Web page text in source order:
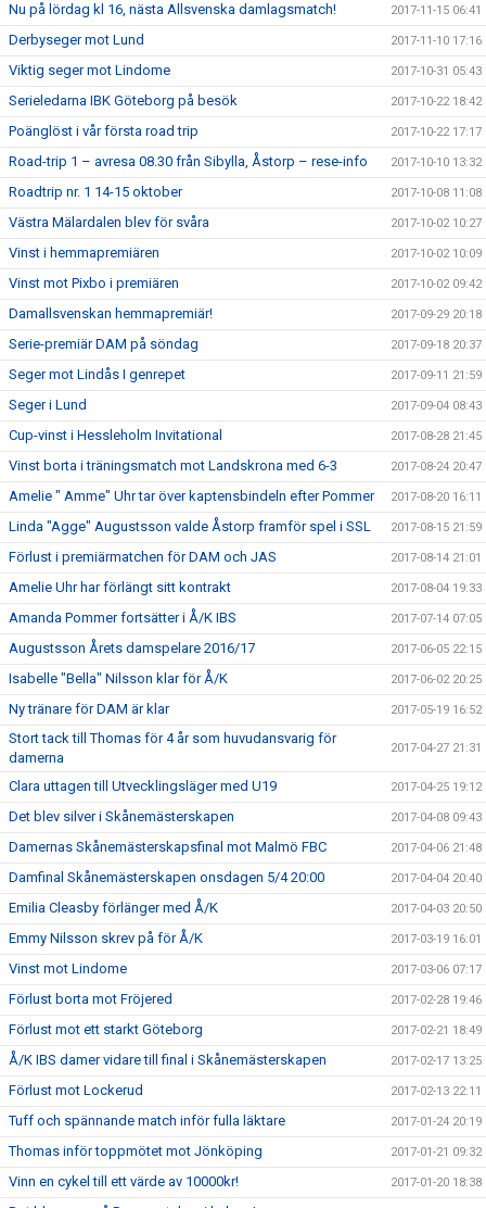
Nu på lördag kl 16, nästa Allsvenska damlagsmatch! 2017-11-15 06:41
Derbyseger mot Lund 2017-11-10 17:16
Viktig seger mot Lindome 2017-10-31 05:43
Serieledarna IBK Göteborg på besök 2017-10-22 18:42
Poänglöst i vår första road trip 2017-10-22 17:17
Road-trip 1 – avresa 08.30 från Sibylla, Åstorp – rese-info 2017-10-10 13:32
Roadtrip nr. 1 14-15 oktober 2017-10-08 11:08
Västra Mälardalen blev för svåra 2017-10-02 10:27
Vinst i hemmapremiären 2017-10-02 10:09
Vinst mot Pixbo i premiären 2017-10-02 09:42
Damallsvenskan hemmapremiär! 2017-09-29 20:18
Serie-premiär DAM på söndag 2017-09-18 20:37
Seger mot Lindås I genrepet 2017-09-11 21:59
Seger i Lund 2017-09-04 08:43
Cup-vinst i Hessleholm Invitational 2017-08-28 21:45
Vinst borta i träningsmatch mot Landskrona med 6-3 2017-08-24 20:47
Amelie " Amme" Uhr tar över kaptensbindeln efter Pommer 2017-08-20 16:11
Linda "Agge" Augustsson valde Åstorp framför spel i SSL 2017-08-15 21:59
Förlust i premiärmatchen för DAM och JAS 2017-08-14 21:01
Amelie Uhr har förlängt sitt kontrakt 2017-08-04 19:33
Amanda Pommer fortsätter i Å/K IBS 2017-07-14 07:05
Augustsson Årets damspelare 2016/17 2017-06-05 22:15
Isabelle "Bella" Nilsson klar för Å/K 2017-06-02 20:25
Ny tränare för DAM är klar 2017-05-19 16:52
Stort tack till Thomas för 4 år som huvudansvarig för
damerna
2017-04-27 21:31
Clara uttagen till Utvecklingsläger med U19 2017-04-25 19:12
Det blev silver i Skånemästerskapen 2017-04-08 09:43
Damernas Skånemästerskapsfinal mot Malmö FBC 2017-04-06 21:48
Damfinal Skånemästerskapen onsdagen 5/4 20:00 2017-04-04 20:40
Emilia Cleasby förlänger med Å/K 2017-04-03 20:50
Emmy Nilsson skrev på för Å/K 2017-03-19 16:01
Vinst mot Lindome 2017-03-06 07:17
Förlust borta mot Fröjered 2017-02-28 19:46
Förlust mot ett starkt Göteborg 2017-02-21 18:49
Å/K IBS damer vidare till final i Skånemästerskapen 2017-02-17 13:25
Förlust mot Lockerud 2017-02-13 22:11
Tuff och spännande match inför fulla läktare 2017-01-24 20:19
Thomas inför toppmötet mot Jönköping 2017-01-21 09:32
Vinn en cykel till ett värde av 10000kr! 2017-01-20 18:38